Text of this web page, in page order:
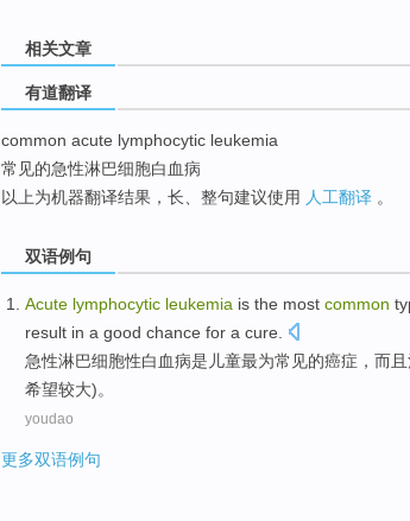
相关文章
有道翻译
common acute lymphocytic leukemia
常见的急性淋巴细胞白血病
以上为机器翻译结果，长、整句建议使用 人工翻译 。
双语例句
Acute lymphocytic leukemia is the most common
result in a good chance for a cure
急性淋巴细胞性白血病是 儿童最为常见的癌症 ， 而且
希望较大)。
youdao
更多双语例句